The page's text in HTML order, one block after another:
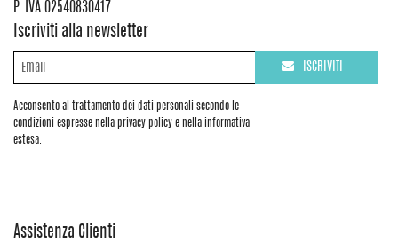
P. IVA 02540830417
Iscriviti alla newsletter
Acconsento al trattamento dei dati personali secondo le
condizioni espresse nella privacy policy e nella informativa
estesa.
ISCRIVITI
Assistenza Clienti